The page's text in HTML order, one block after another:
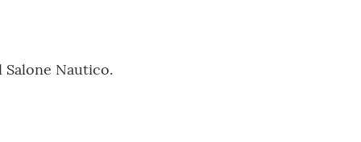
Nautico.